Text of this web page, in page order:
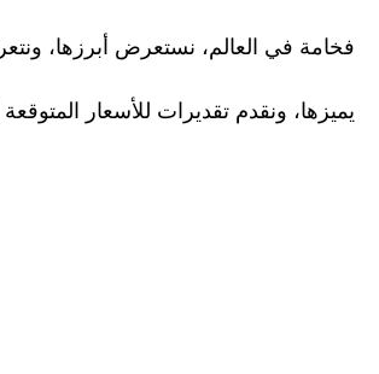
فخامة في العالم، نستعرض أبرزها،
يميزها، ونقدم تقديرات للأسعار المتوقعة لعام